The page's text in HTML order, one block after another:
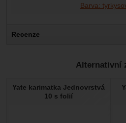
Barva:
Recenze
Nebyla přidána
Alternativní
Yate karimatka Jednovrstvá
10 s folií